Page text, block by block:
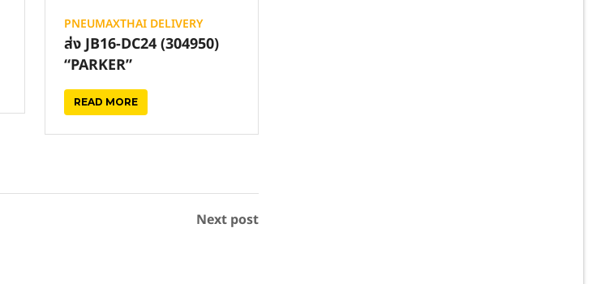
PNEUMAXTHAI DELIVERY
ส่ง JB16-DC24 (304950)
“PARKER”
READ MORE
Next post